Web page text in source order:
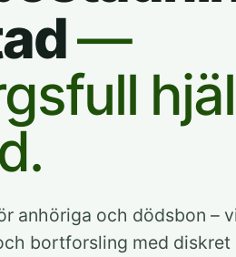
—
anhöriga och dödsbon –
bortforsling med